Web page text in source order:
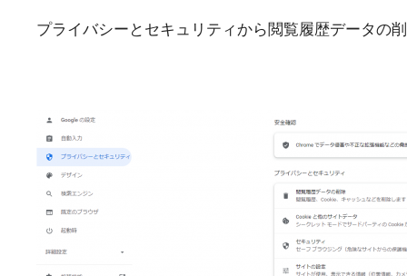
プライバシーとセキュリティから閲覧履歴データの